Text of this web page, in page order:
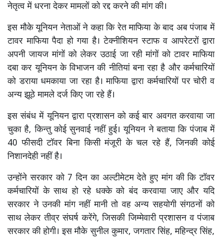
नेतृत्व में धरना देकर मामलों को रद्द करने की मांग की।
इस मौके यूनियन नेताओं ने कहा कि रेत माफिया के बाद अब पंजाब में
टावर माफिया पैदा हो गया है। टेक्नीशियन स्टाफ व आपरेटरों द्वारा
अपनी जायज मांगों को लेकर उठाई जा रही मांगों को टावर माफिया
दबा कर यूनियन के विभाजन की नीतियां बना रहा है और कर्मचारियों
को डराया धमकाया जा रहा है। माफिया द्वारा कर्मचारियों पर चोरी व
अन्य झूठे मामले दर्ज किए जा रहे हैं।
इस संबंध में यूनियन द्वारा प्रशासन को कई बार अवगत करवाया जा
चुका है, किन्तु कोई सुनवाई नहीं हुई। यूनियन ने बताया कि पंजाब में
40 फीसदी टॉवर बिना किसी मंजूरी के चल रहे हैं, जिनकी कोई
निशानदेही नहीं है।
उन्होंने सरकार को 7 दिन का अल्टीमेटम देते हुए मांग की कि टॉवर
कर्मचारियों के साथ हो रहे धक्के को बंद करवाया जाए और यदि
सरकार ने उनकी मांग नहीं मानी तो वह अन्य सहयोगी संगठनों को
साथ लेकर तीव्र संघर्ष करेंगे, जिसकी जिम्मेवारी प्रशासन व पंजाब
सरकार की होगी। इस मौके सुनील कुमार, जगतार सिंह, महिन्द्र सिंह,